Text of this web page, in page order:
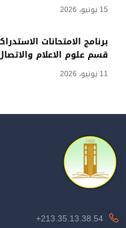
15 يونيو، 2026
برنامج الامتحانات
قسم علوم الاعلام
11 يونيو، 2026
213.35.13.38.54+